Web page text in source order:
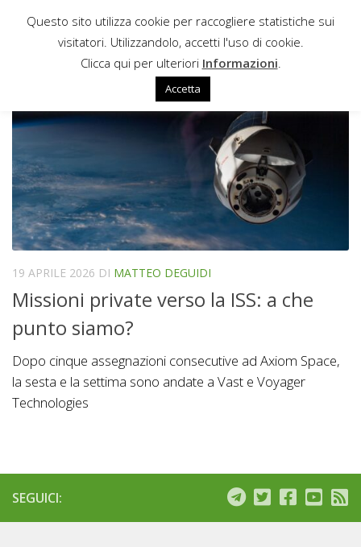
Sotto il contenuto
19 APRILE 2026 DI MATTEO DEGUIDI
Missioni private verso la ISS: a che
punto siamo?
Dopo cinque assegnazioni consecutive ad Axiom Space,
la sesta e la settima sono andate a Vast e Voyager
Technologies
SEGUICI:
Questo sito utilizza cookie per raccogliere statistiche sui
visitatori. Utilizzandolo, accetti l'uso di cookie.
Clicca qui per ulteriori Informazioni
Accetta